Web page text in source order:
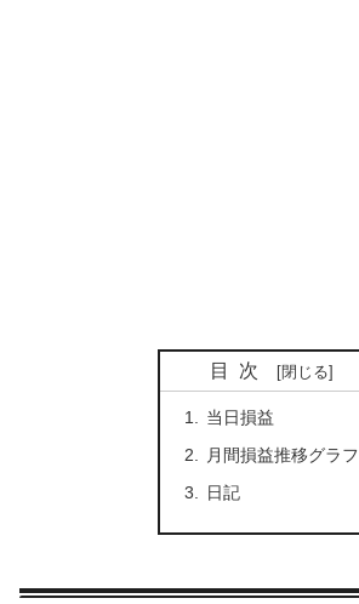
目次
当日損益
月間損益推移グラフ
日記